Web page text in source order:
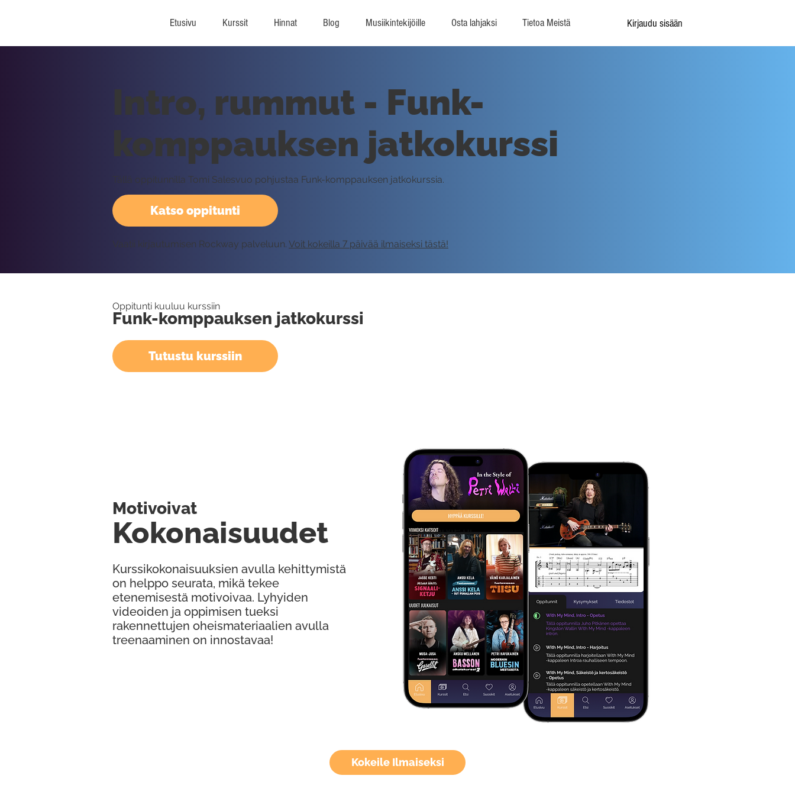
Etusivu Kurssit Hinnat Blog Musiikintekijöille Osta lahjaksi Tietoa Meistä Kirjaudu sisään
Kokeile Ilmaiseksi
Katso oppitunti
Intro, rummut - Funk-
komppauksen jatkokurssi
Tällä oppitunnilla Tomi Salesvuo pohjustaa Funk-komppauksen jatkokurssia.
Vaatii kirjautumisen Rockway palveluun. Voit kokeilla 7 päivää ilmaiseksi tästä!
Oppitunti kuuluu kurssiin
Funk-komppauksen jatkokurssi
Tutustu kurssiin
Kurssikokonaisuuksien avulla kehittymistä
on helppo seurata, mikä tekee
etenemisestä motivoivaa. Lyhyiden
videoiden ja oppimisen tueksi
rakennettujen oheismateriaalien avulla
treenaaminen on innostavaa!
Kokonaisuudet
Motivoivat